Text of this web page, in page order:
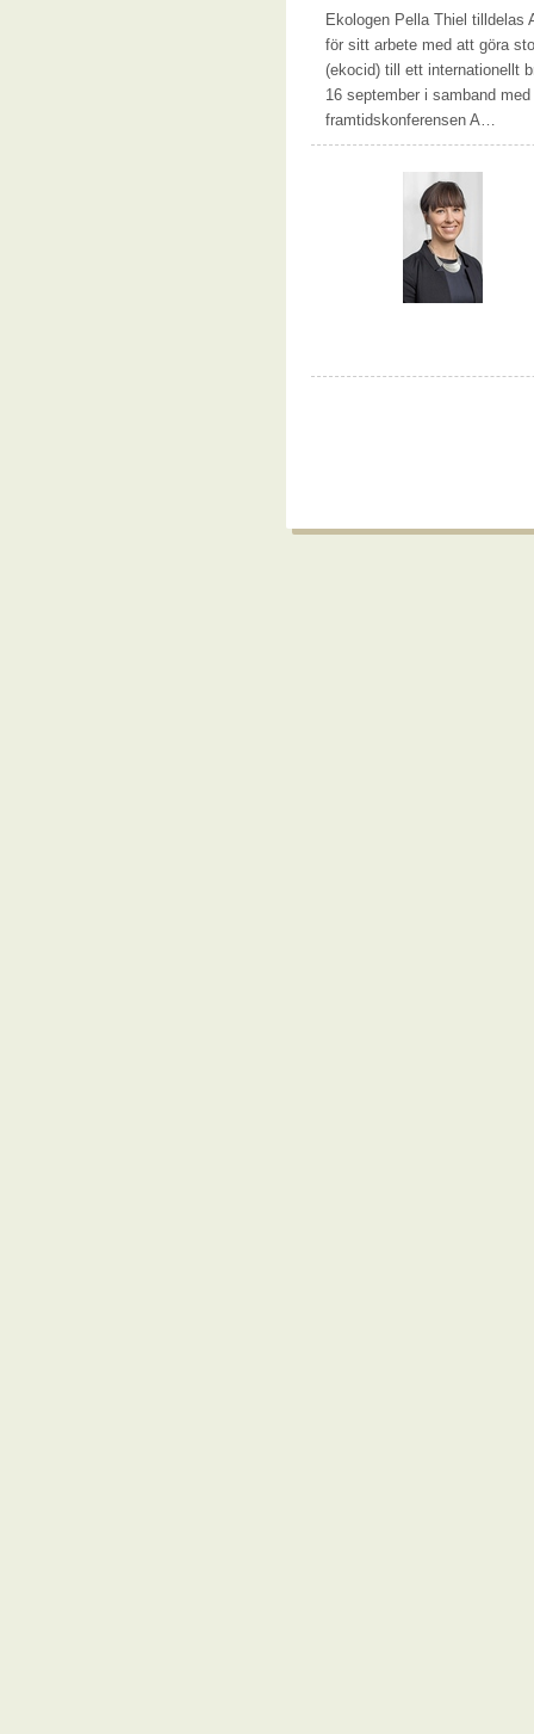
Ekologen Pella Thiel tilldelas
för sitt arbete med att göra
(ekocid) till ett internationellt
16 september i samband
framtidskonferensen A…